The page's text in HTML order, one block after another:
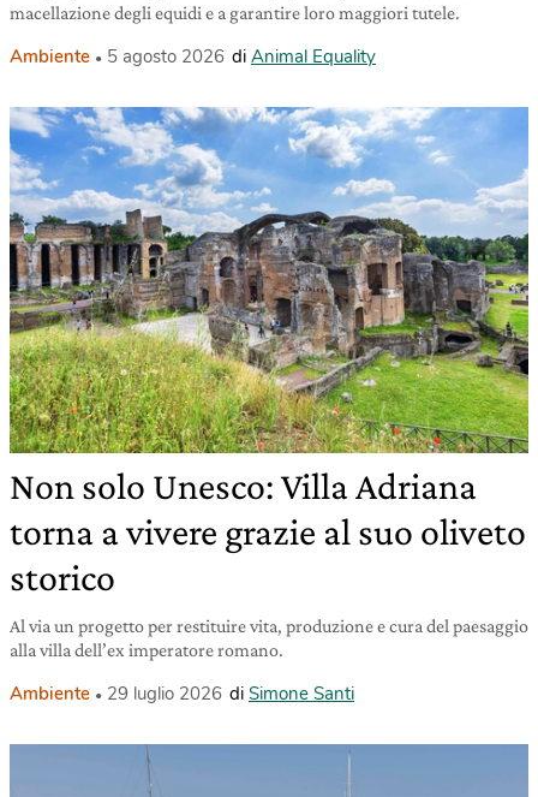
macellazione degli equidi e a garantire loro maggiori tutele.
Ambiente 5 agosto 2026 di Animal Equality
Non solo Unesco: Villa Adriana
torna a vivere grazie al suo oliveto
storico
Al via un progetto per restituire vita, produzione e cura del paesaggio
alla villa dell’ex imperatore romano.
Ambiente 29 luglio 2026 di Simone Santi